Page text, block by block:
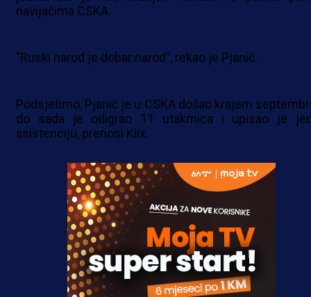
navijačima CSKA.
"Ruski narod je dobar narod", rekao je Pjanić.
Podsjetimo, Pjanić je u CSKA došao krajem
do sada je odigrao 11 utakmica i upisao je
asistenciju, prenosi Klix.